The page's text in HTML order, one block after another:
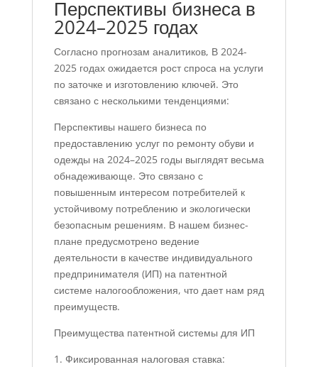
Перспективы бизнеса в
2024–2025 годах
Согласно прогнозам аналитиков, В 2024-
2025 годах ожидается рост спроса на услуги
по заточке и изготовлению ключей. Это
связано с несколькими тенденциями:
Перспективы нашего бизнеса по
предоставлению услуг по ремонту обуви и
одежды на 2024–2025 годы выглядят весьма
обнадеживающе. Это связано с
повышенным интересом потребителей к
устойчивому потреблению и экологически
безопасным решениям. В нашем бизнес-
плане предусмотрено ведение
деятельности в качестве индивидуального
предпринимателя (ИП) на патентной
системе налогообложения, что дает нам ряд
преимуществ.
Преимущества патентной системы для ИП
1. Фиксированная налоговая ставка: